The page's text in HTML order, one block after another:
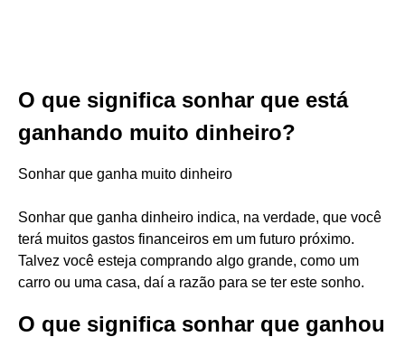
O que significa sonhar que está
ganhando muito dinheiro?
Sonhar que ganha muito dinheiro
Sonhar que ganha dinheiro indica, na verdade, que você
terá muitos gastos financeiros em um futuro próximo.
Talvez você esteja comprando algo grande, como um
carro ou uma casa, daí a razão para se ter este sonho.
O que significa sonhar que ganhou